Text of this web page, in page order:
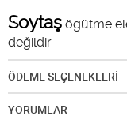
Soytaş ögütme
değildir
ÖDEME SEÇENEKLERİ
YORUMLAR